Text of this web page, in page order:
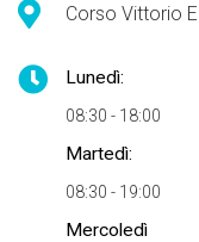
Corso Vittorio
Lunedì:
08:30 - 18:00
Martedì:
08:30 - 19:00
Mercoledì